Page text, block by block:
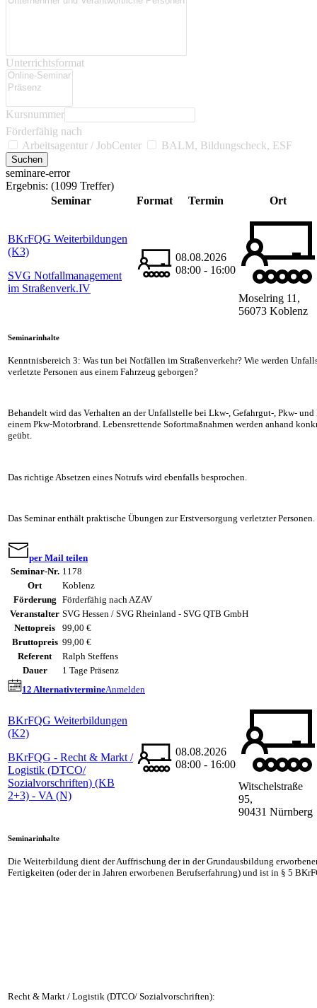
Unterrichtsformat
Kursnummer
Förderfähig nach
Arbeitsagentur / JobCenter
BALM, Bildungscheck, ESF
seminare-error
Ergebnis: (1099 Treffer)
Seminar
Format Termin Ort
BKrFQG Weiterbildungen
(K3)
SVG Notfallmanagement
im Straßenverk.IV
08.08.2026
08:00 - 16:00
Moselring 11,
56073 Koblenz
Seminarinhalte
Kenntnisbereich 3: Was tun bei Notfällen im Straßenverkehr? Wie werden
verletzte Personen aus einem Fahrzeug geborgen?
Behandelt wird das Verhalten an der Unfallstelle bei Lkw-, Gefahrgut-, Pkw-
einem Pkw-Motorbrand. Lebensrettende Sofortmaßnahmen werden anhand
geübt.
Das richtige Absetzen eines Notrufs wird ebenfalls besprochen.
Das Seminar enthält praktische Übungen zur Erstversorgung verletzter Personen.
per Mail teilen
Seminar-Nr. 1178
Ort
Koblenz
Förderung Förderfähig nach AZAV
Veranstalter SVG Hessen / SVG Rheinland - SVG QTB GmbH
Nettopreis
99,00 €
Bruttopreis 99,00 €
Referent
Ralph Steffens
Dauer
1 Tage Präsenz
12 AlternativtermineAnmelden
BKrFQG Weiterbildungen
(K2)
BKrFQG - Recht & Markt /
Logistik (DTCO/
Sozialvorschriften) (KB
2+3) - VA (N)
08.08.2026
08:00 - 16:00
Witschelstraße
95,
90431 Nürnberg
Seminarinhalte
Die Weiterbildung dient der Auffrischung der in der Grundausbildung
Fertigkeiten (oder der in Jahren erworbenen Berufserfahrung) und ist in § 5
Recht & Markt / Logistik (DTCO/ Sozialvorschriften):